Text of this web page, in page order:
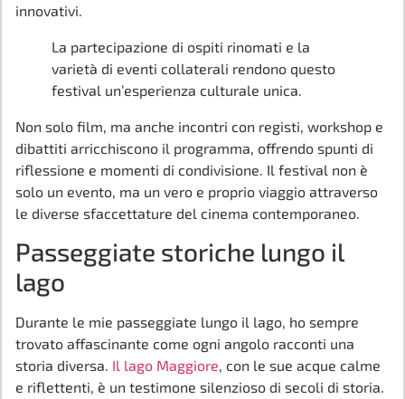
innovativi.
La partecipazione di ospiti rinomati e la
varietà di eventi collaterali rendono questo
festival un’esperienza culturale unica.
Non solo film, ma anche incontri con registi, workshop e
dibattiti arricchiscono il programma, offrendo spunti di
riflessione e momenti di condivisione. Il festival non è
solo un evento, ma un vero e proprio viaggio attraverso
le diverse sfaccettature del cinema contemporaneo.
Passeggiate storiche lungo il
lago
Durante le mie passeggiate lungo il lago, ho sempre
trovato affascinante come ogni angolo racconti una
storia diversa. Il lago Maggiore, con le sue acque calme
e riflettenti, è un testimone silenzioso di secoli di storia.